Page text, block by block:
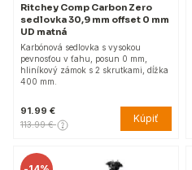
Ritchey Comp Carbon Zero
sedlovka 30,9 mm offset 0 mm
UD matná
Karbónová sedlovka s vysokou
pevnosťou v ťahu, posun 0 mm,
hliníkový zámok s 2 skrutkami, dĺžka
400 mm.
91.99 €
113.99 € Kúpiť